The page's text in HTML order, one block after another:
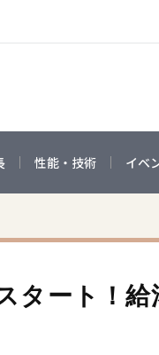
性能・技術 イベ
タート！